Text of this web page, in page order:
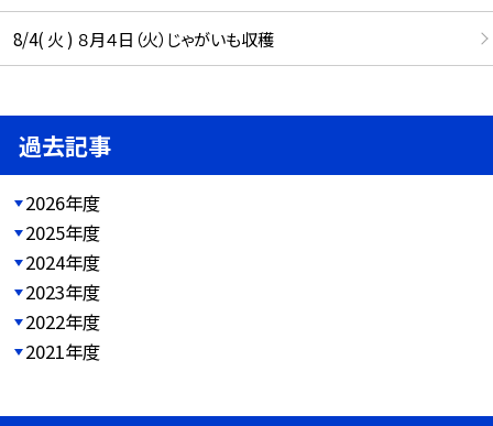
8/4( 火 ) ８月４日（火）じゃがいも収穫
過去記事
2026年度
2025年度
2024年度
2023年度
2022年度
2021年度